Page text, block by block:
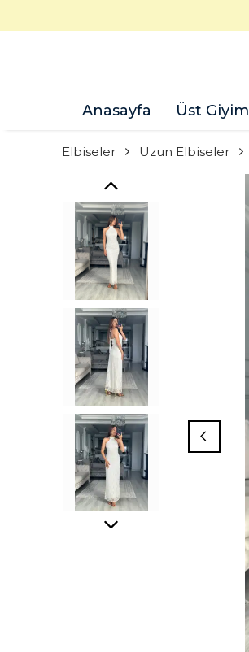
Anasayfa Üst Giyim
Elbiseler Uzun Elbiseler